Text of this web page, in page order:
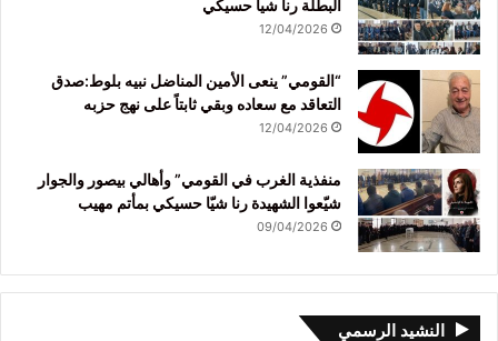
البطلة رنا شيا حسيكي
12/04/2026
“القومي” ينعى الأمين المناضل نبيه بلوط:صدق
التعاقد مع سعاده وبقي ثابتاً على نهج حزبه
12/04/2026
منفذية الغرب في القومي” وأهالي بيصور والجوار
شيّعوا الشهيدة رنا شيّا حسيكي بمأتم مهيب
09/04/2026
النشيد الرسمي